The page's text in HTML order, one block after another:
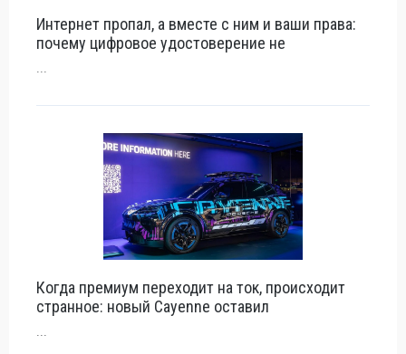
Интернет пропал, а вместе с ним и ваши права:
почему цифровое удостоверение не
...
Когда премиум переходит на ток, происходит
странное: новый Cayenne оставил
...